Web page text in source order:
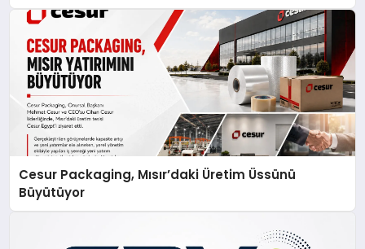
Cesur Packaging, Mısır’daki Üretim Üssünü
Büyütüyor